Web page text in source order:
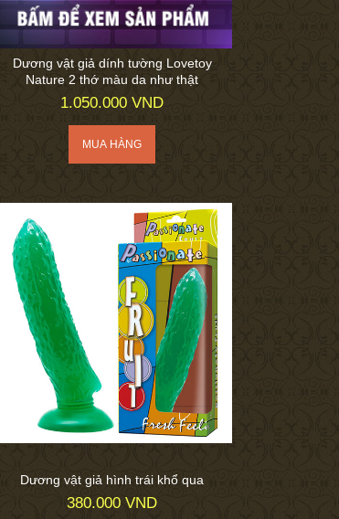
Dương vật giả dính tường Lovetoy
Nature 2 thớ màu da như thật
1.050.000 VND
Dương vật giả hình trái khổ qua
380.000 VND